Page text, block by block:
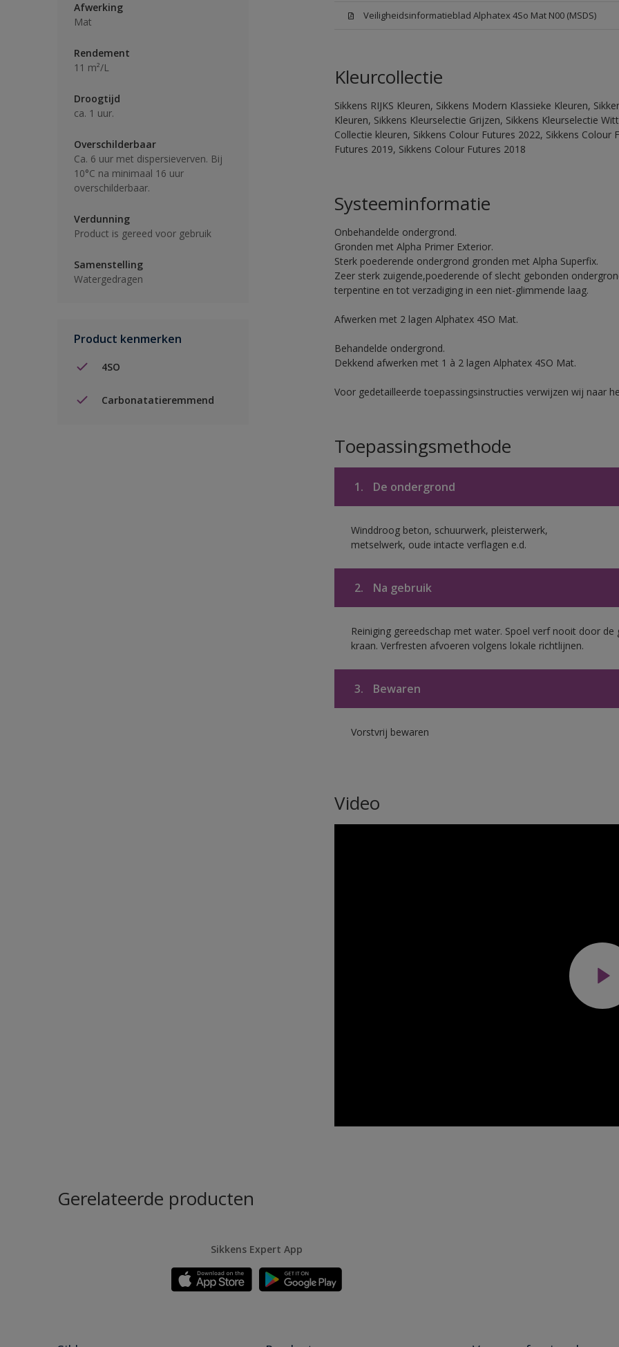
Afwerking
Mat
Rendement
11 m²/L
Droogtijd
ca. 1 uur.
Overschilderbaar
Ca. 6 uur met dispersieverven. Bij
10°C na minimaal 16 uur
overschilderbaar.
Verdunning
Product is gereed voor gebruik
Samenstelling
Watergedragen
Product kenmerken
4SO
Carbonatatieremmend
Veiligheidsinformatieblad Alphatex 4So Mat N00 (MSDS)
Kleurcollectie
Sikkens RIJKS Kleuren, Sikkens Modern Klassieke Kleuren,
Kleuren, Sikkens Kleurselectie Grijzen, Sikkens Kleurselectie
Collectie kleuren, Sikkens Colour Futures 2022, Sikkens
Futures 2019, Sikkens Colour Futures 2018
Systeeminformatie
Onbehandelde ondergrond.
Gronden met Alpha Primer Exterior.
Sterk poederende ondergrond gronden met Alpha Superfix.
Zeer sterk zuigende,poederende of slecht gebonden
terpentine en tot verzadiging in een niet-glimmende laag.
Afwerken met 2 lagen Alphatex 4SO Mat.
Behandelde ondergrond.
Dekkend afwerken met 1 à 2 lagen Alphatex 4SO Mat.
Voor gedetailleerde toepassingsinstructies verwijzen wij naar
Toepassingsmethode
1. De ondergrond
Winddroog beton, schuurwerk, pleisterwerk,
metselwerk, oude intacte verflagen e.d.
2. Na gebruik
Reiniging gereedschap met water. Spoel verf nooit door
kraan. Verfresten afvoeren volgens lokale richtlijnen.
3. Bewaren
Vorstvrij bewaren
Video
Gerelateerde producten
Sikkens Expert App